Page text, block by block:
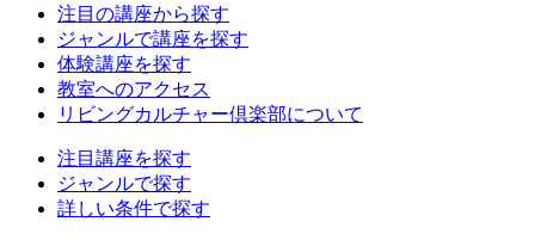
注目の講座から探す
ジャンルで講座を探す
体験講座を探す
教室へのアクセス
リビングカルチャー倶楽部について
注目講座を探す
ジャンルで探す
詳しい条件で探す